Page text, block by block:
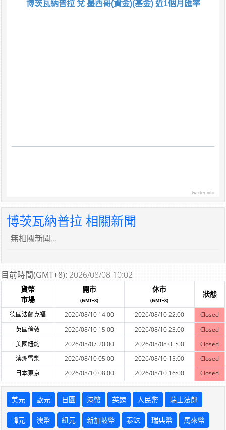
博茨瓦納普拉 兌 墨西哥(資金)(基金) 近1個月匯率
tw.rter.info
博茨瓦納普拉 相關新聞
無相關新聞...
目前時間(GMT+8): 2026/08/08 10:02
貨幣
市場
開市
(GMT+8)
休市
(GMT+8)
狀態
德國法蘭克福 2026/08/10 14:00 2026/08/10 22:00
Closed
英國倫敦
2026/08/10 15:00 2026/08/10 23:00
Closed
美國紐約
2026/08/07 20:00 2026/08/08 05:00
Closed
澳洲雪梨
2026/08/10 05:00 2026/08/10 15:00
Closed
日本東京
2026/08/10 08:00 2026/08/10 16:00 Closed
美元 歐元 日圓 港幣 英鎊 人民幣 瑞士法郎
韓元 澳幣 紐元 新加坡幣 泰銖 瑞典幣 馬來幣